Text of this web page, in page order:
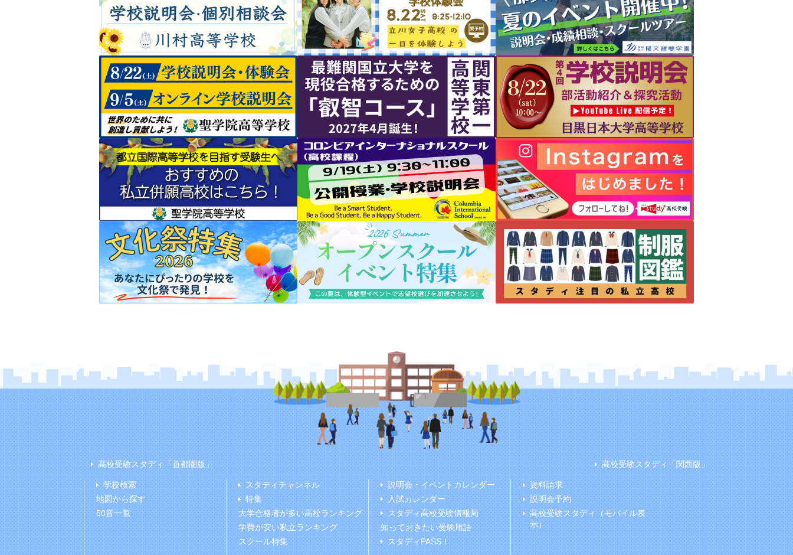
高校受験スタディ「首都圏版」 高校受験スタディ「関西版」
学校検索
地図から探す
50音一覧
スタディチャンネル
特集
大学合格者が多い高校ランキング
学費が安い私立ランキング
スクール特集
説明会・イベントカレンダー
入試カレンダー
スタディ高校受験情報局
知っておきたい受験用語
スタディPASS！
資料請求
説明会予約
高校受験スタディ（モバイル表
示）